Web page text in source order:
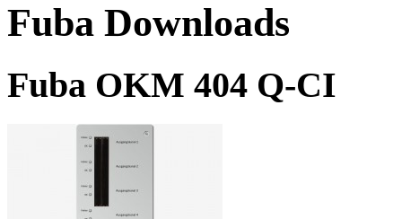
Fuba Downloads
Fuba OKM 404 Q-CI